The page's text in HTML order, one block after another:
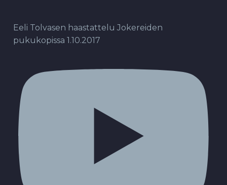
Eeli Tolvasen haastattelu Jokereiden
pukukopissa 1.10.2017